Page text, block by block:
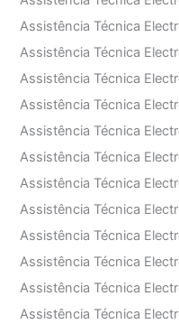
Assistência Técnica
Assistência Técnica
Assistência Técnica
Assistência Técnica
Assistência Técnica
Assistência Técnica
Assistência Técnica
Assistência Técnica
Assistência Técnica
Assistência Técnica
Assistência Técnica
Assistência Técnica